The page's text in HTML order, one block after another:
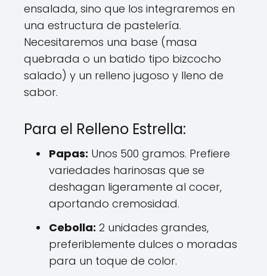
ensalada, sino que los integraremos en
una estructura de pastelería.
Necesitaremos una base (masa
quebrada o un batido tipo bizcocho
salado) y un relleno jugoso y lleno de
sabor.
Para el Relleno Estrella:
Papas: Unos 500 gramos. Prefiere
variedades harinosas que se
deshagan ligeramente al cocer,
aportando cremosidad.
Cebolla: 2 unidades grandes,
preferiblemente dulces o moradas
para un toque de color.